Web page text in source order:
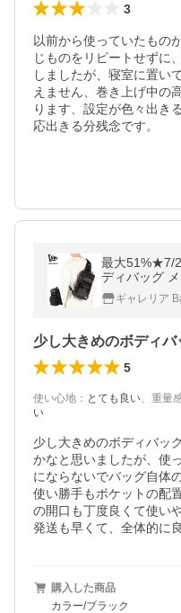
3
以前から使っていたもの
じものをリピートせずに
しましたが、寝室に置い
えません、巻き上げ中の
ります、設定が色々出き
応出きる分残念です。
最大51%★7/
ディバッグ
ランド 旅行
ワンショルダ
ギャレリア
5
使い心地 ： とても良い、 重量
い
少し大きめのボディバッ
かなと思いましたが、使
にならないでバッグ自体
使い勝手もポケットの配
の開口も丁度良くて使い
購入した商品
カラー/ブラック